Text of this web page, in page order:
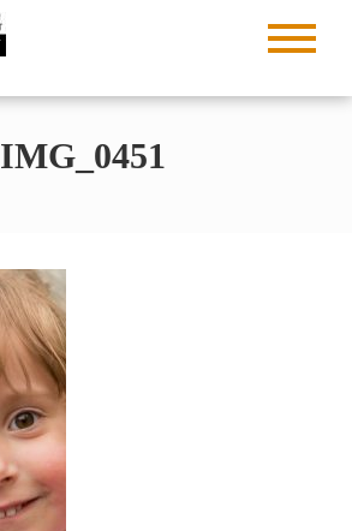
Photography
IMG_0451